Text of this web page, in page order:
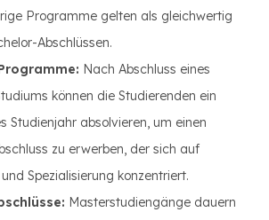
Programme gelten als gleichwertig
Abschlüssen.
Nach Abschluss eines
können die Studierenden ein
Studienjahr absolvieren, um einen
zu erwerben, der sich auf
Spezialisierung konzentriert.
Masterstudiengänge dauern